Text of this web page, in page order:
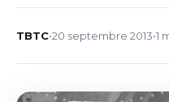
TBTC•20 septembre 2013•1